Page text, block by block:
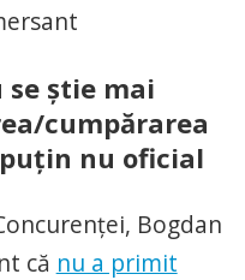
se știe mai
cumpărarea
nu oficial
Bogdan
că nu a primit